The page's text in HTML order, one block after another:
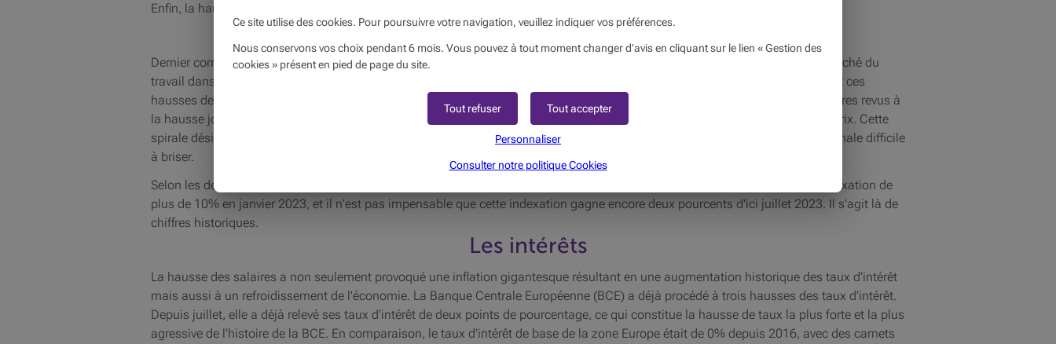
Enfin, la hausse du prix de l'énergie exerce une influence directe sur les prix des céréales.
Inflation des salaires
Dernier composant structurel : la probabilité croissante d'une inflation des salaires. C'est ainsi que se crée une tension du marché du
travail dans certains secteurs, poussant les entreprises à augmenter les salaires, seul moyen de conserver leurs travailleurs. Et ces
hausses de salaires se répercuteront inévitablement sur le consommateur, sous forme d'une augmentation des prix. Ces salaires revus à
la hausse jouent donc, eux aussi, d'une autre manière, sur l'inflation galopante, sous forme d'une spirale des salaires et des prix. Cette
spirale désigne le phénomène par lequel des salaires plus hauts mènent à une inflation en hausse… Une sorte de spirale infernale difficile
à briser.
Selon les dernières estimations, les secteurs où une indexation salariale est prévue chaque année devraient atteindre une indexation de
plus de 10% en janvier 2023, et il n'est pas impensable que cette indexation gagne encore deux pourcents d'ici juillet 2023. Il s'agit là de
chiffres historiques.
Les intérêts
La hausse des salaires a non seulement provoqué une inflation gigantesque résultant en une augmentation historique des taux d'intérêt
mais aussi à un refroidissement de l'économie. La Banque Centrale Européenne (BCE) a déjà procédé à trois hausses des taux d'intérêt.
Depuis juillet, elle a déjà relevé ses taux d'intérêt de deux points de pourcentage, ce qui constitue la hausse de taux la plus forte et la plus
agressive de l'histoire de la BCE. En comparaison, le taux d'intérêt de base de la zone Europe était de 0% depuis 2016, avec des carnets
Ce site utilise des cookies. Pour poursuivre votre navigation, veuillez indiquer vos préférences.
Nous conservons vos choix pendant 6 mois. Vous pouvez à tout moment changer d’avis en cliquant sur le lien « Gestion des
cookies » présent en pied de page du site.
Tout accepter
Tout refuser
Personnaliser
Consulter notre politiqueCookies